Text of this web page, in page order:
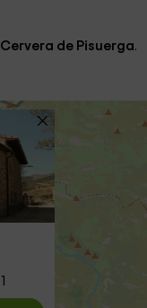
Cervera de Pisuerga.